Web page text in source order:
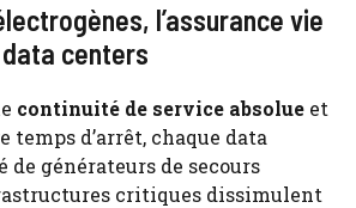
l’assurance vie
centers
continuité de service absolue et
d’arrêt, chaque data
de générateurs de secours
critiques dissimulent